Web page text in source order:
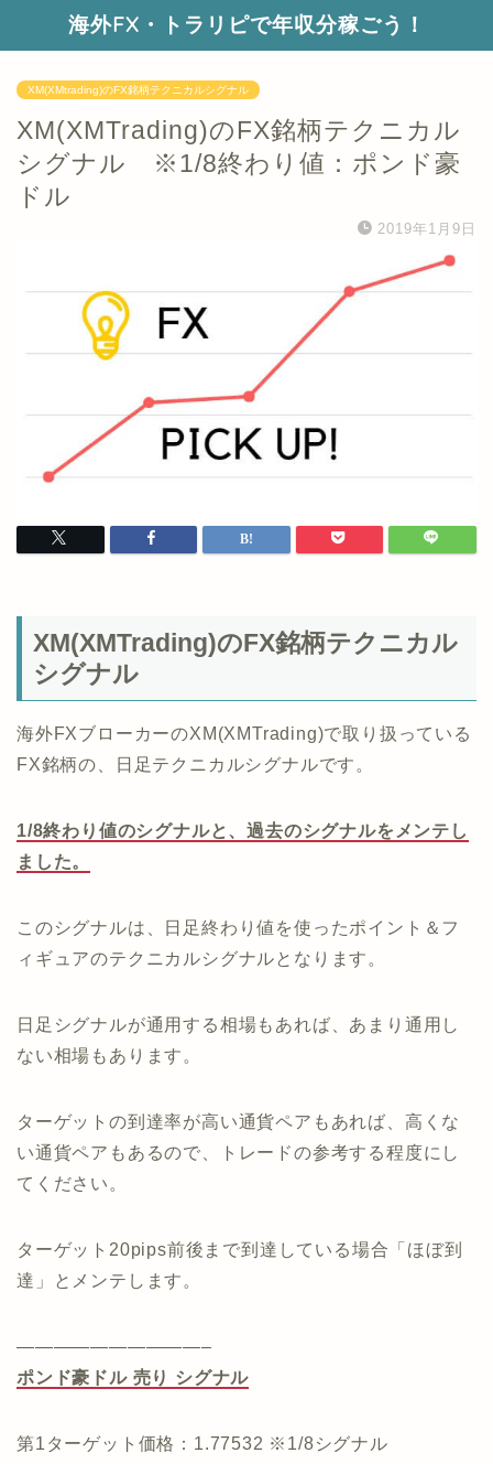
海外FX・トラリピで年収分稼ごう！
XM(XMtrading)のFX銘柄テクニカルシグナル
XM(XMTrading)のFX銘柄テクニカル
シグナル ※1/8終わり値：ポンド豪
ドル
2019年1月9日
XM(XMTrading)のFX銘柄テクニカル
シグナル
海外FXブローカーのXM(XMTrading)で取り扱っている
FX銘柄の、日足テクニカルシグナルです。
1/8終わり値のシグナルと、過去のシグナルをメンテし
ました。
このシグナルは、日足終わり値を使ったポイント＆フ
ィギュアのテクニカルシグナルとなります。
日足シグナルが通用する相場もあれば、あまり通用し
ない相場もあります。
ターゲットの到達率が高い通貨ペアもあれば、高くな
い通貨ペアもあるので、トレードの参考する程度にし
てください。
ターゲット20pips前後まで到達している場合「ほぼ到
達」とメンテします。
——————————–
ポンド豪ドル 売り シグナル
第1ターゲット価格：1.77532 ※1/8シグナル